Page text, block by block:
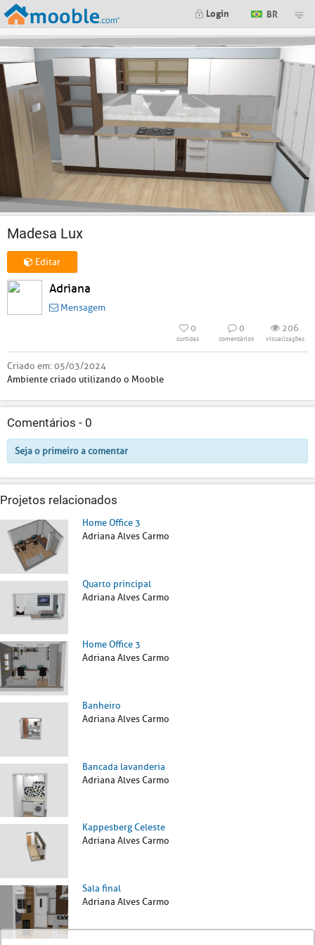
Login BR
Madesa Lux
Editar
Adriana
Mensagem
0
curtidas
0
comentários
206
visualizações
Criado em:05/03/2024
Ambiente criado utilizando o Mooble
Comentários - 0
Seja o primeiro a comentar
Projetos relacionados
Home Office 3
Adriana Alves Carmo
Quarto principal
Adriana Alves Carmo
Home Office 3
Adriana Alves Carmo
Banheiro
Adriana Alves Carmo
Bancada lavanderia
Adriana Alves Carmo
Kappesberg Celeste
Adriana Alves Carmo
Sala final
Adriana Alves Carmo